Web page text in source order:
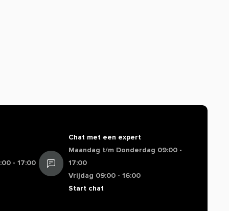
- 17:00
Chat met een expert
Maandag t/m Donderdag 09:00 -
17:00
Vrijdag 09:00 - 16:00
Start chat